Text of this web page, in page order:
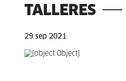
TALLERES
29 sep 2021